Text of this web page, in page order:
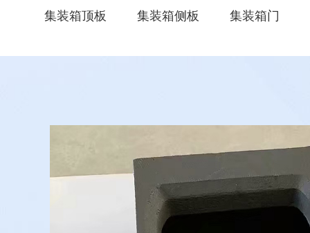
集装箱顶板 集装箱侧板 集装箱门